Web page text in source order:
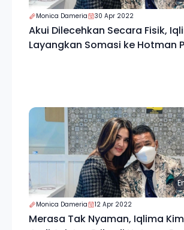
Monica Dameria 30 Apr 2022
Akui Dilecehkan Secara Fisik,
Layangkan Somasi ke Hotman
Monica Dameria 12 Apr 2022
Merasa Tak Nyaman, Iqlima